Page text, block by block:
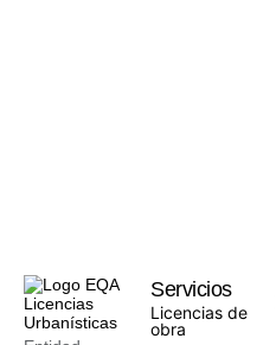
Servicios
Licencias de
obra